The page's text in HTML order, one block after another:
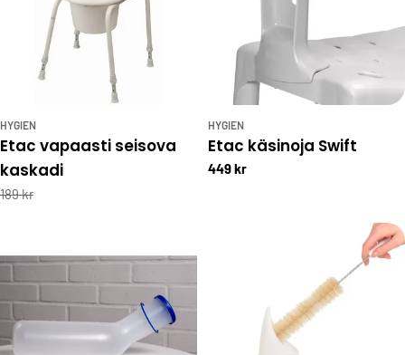
HYGIEN
Etac vapaasti seisova
kaskadi
189 kr
HYGIEN
Etac käsinoja Swift
449 kr